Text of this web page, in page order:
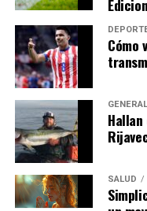
desafío
Debemos
proteger
añadió
Mirando hacia el
inversión en
ambiental serán clave
cambio climático en
Cómo
GENERAL
SALUD